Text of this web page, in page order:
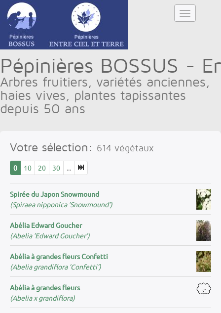
Pépinières BOSSUS -
Arbres fruitiers, variétés anciennes,
haies vives, plantes tapissantes
depuis 50 ans
Votre sélection: 614 végétaux
0 10 20 30
Spirée du Japon Snowmound
(Spiraea nipponica ’Snowmound’)
Abélia Edward Goucher
(Abelia ’Edward Goucher’)
Abélia à grandes fleurs Confetti
(Abelia grandiflora ’Confetti’)
Abélia à grandes fleurs
(Abelia x grandiflora)